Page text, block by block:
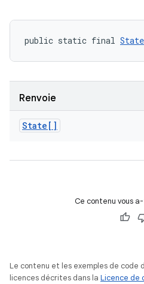
public static final
Renvoie
State[]
Ce contenu vous
Le contenu et les exemples de code
licences décrites dans la Licence de